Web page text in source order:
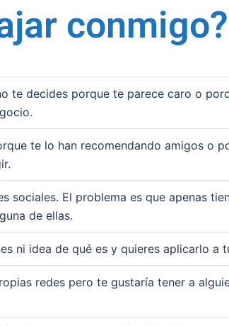
conmigo?
te decides porque te parece caro o
te lo han recomendando amigos o
sociales. El problema es que apenas
de ellas.
ni idea de qué es y quieres aplicarlo a
redes pero te gustaría tener a